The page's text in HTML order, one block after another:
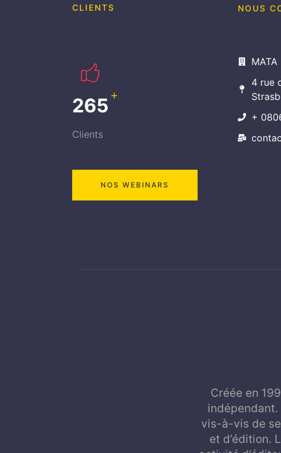
CLIENTS
341 +
Clients
NOS WEBINARS
NOUS
MATA
4 rue
+
Créée en
indépendant.
vis-à-vis de
et d’édition.